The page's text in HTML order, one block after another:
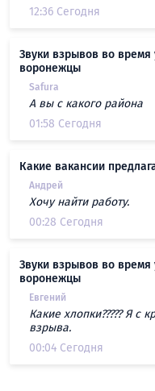
12:36 Сегодня
Звуки взрывов во
воронежцы
Safura
А вы с какого района
01:58 Сегодня
Какие вакансии
Андрей
Хочу найти работу.
00:28 Сегодня
Звуки взрывов во
воронежцы
Евгений
Какие хлопки????? Я с
взрыва.
00:04 Сегодня